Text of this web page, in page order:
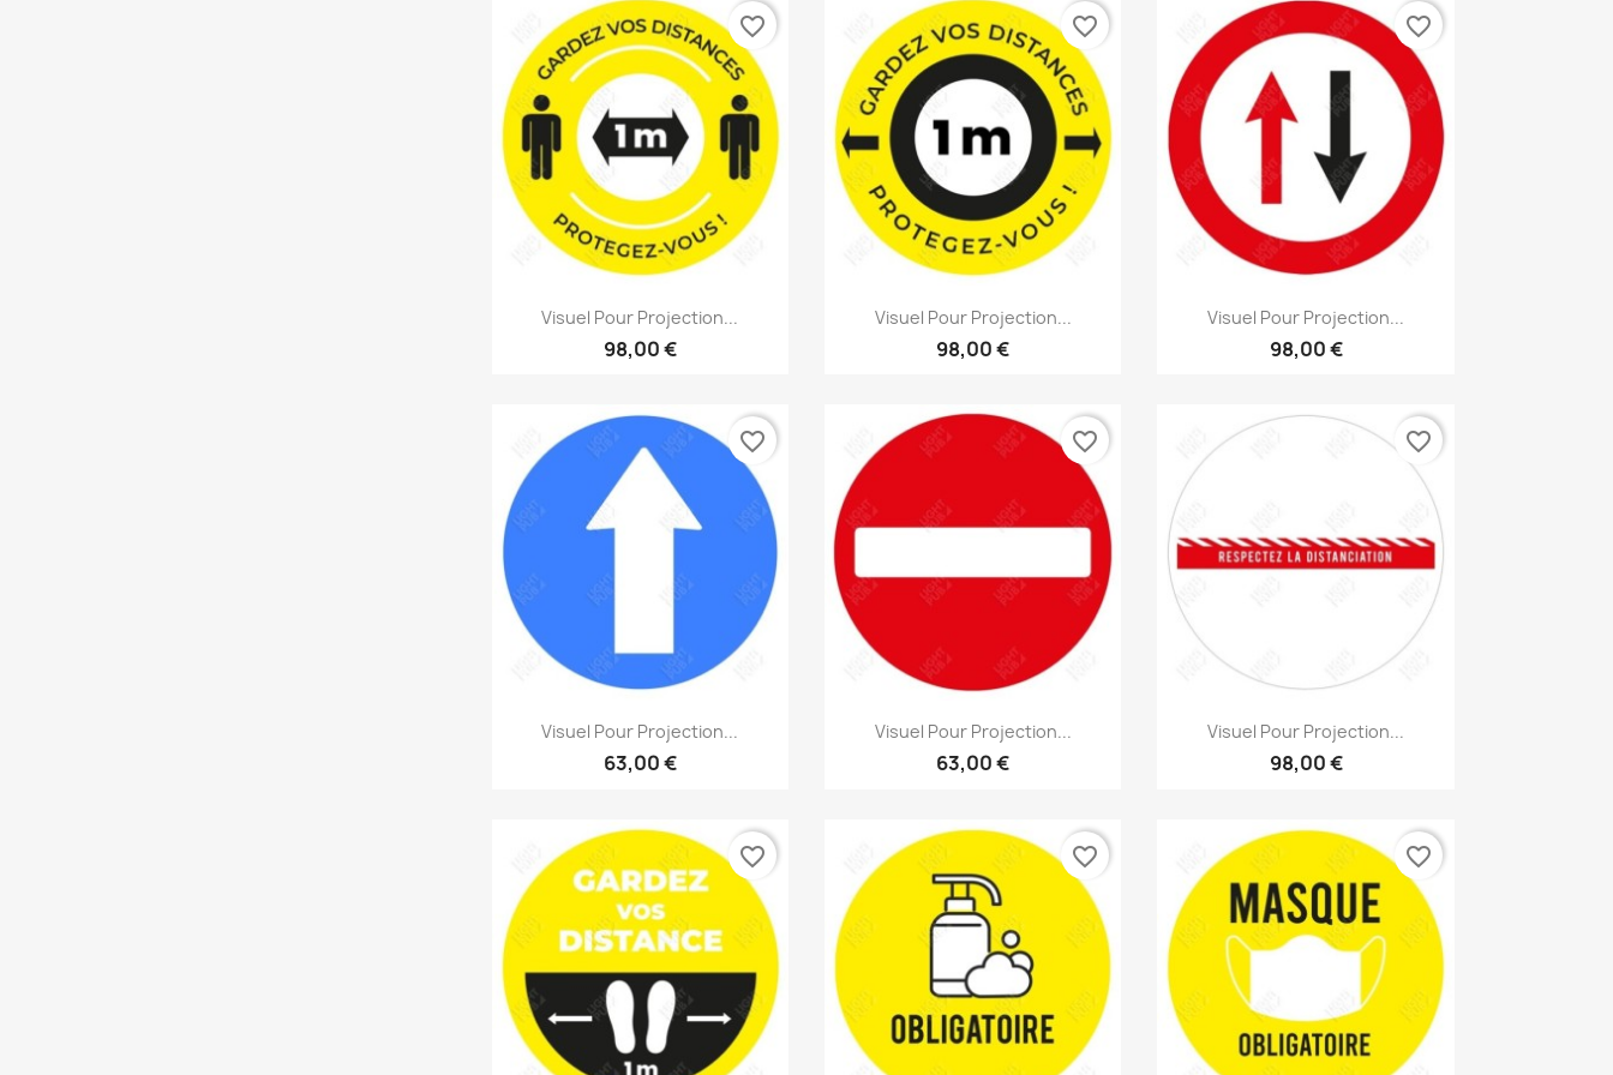
Visuel Pour Projection...
98,00 €
Aperçu rapide
favorite_border
Visuel Pour Projection...
98,00 €
Aperçu rapide
favorite_border
Visuel Pour Projection...
98,00 €
Aperçu rapide
favorite_border
Visuel Pour Projection...
63,00 €
Aperçu rapide
favorite_border
Visuel Pour Projection...
63,00 €
Aperçu rapide
favorite_border
Visuel Pour Projection...
98,00 €
Aperçu rapide
favorite_border
favorite_border favorite_border favorite_border